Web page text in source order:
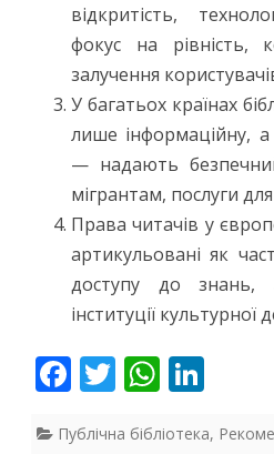
відкритість,
фокус на рівність,
залучення
У багатьох країнах
лише інформаційну,
— надають
мігрантам, послуги
Права читачів у
артикульовані як
доступу до знань,
інституції культурної
F
e
T
itt
W
at k
Публічна бібліотека,